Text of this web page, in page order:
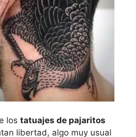
los tatuajes de pajaritos
libertad, algo muy usual